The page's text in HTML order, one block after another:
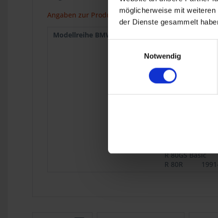
möglicherweise mit
der Dienste gesammelt
Notwendig
Angaben zur Produktsicherheit
Modellreihe BMW :
R 75/6
R 90S
R 75/7
R 80
R 80GS Basic
R 80R